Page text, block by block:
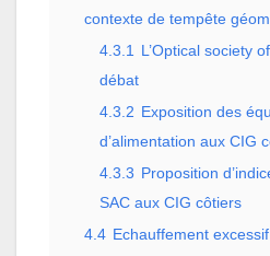
contexte de tempête
4.3.1 L’Optical society
débat
4.3.2 Exposition des
d’alimentation aux CIG
4.3.3 Proposition
SAC aux CIG côtiers
4.4 Echauffement